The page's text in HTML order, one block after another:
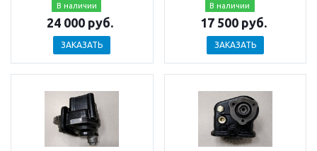
В наличии
24 000 руб.
ЗАКАЗАТЬ
В наличии
17 500 руб.
ЗАКАЗАТЬ